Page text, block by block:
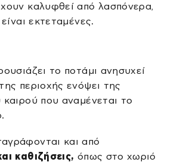
καλυφθεί από λασπόνερα,
εκτεταμένες.
το ποτάμι ανησυχεί
περιοχής ενόψει της
καιρού που αναμένεται το
και από
καθιζήσεις, όπως στο χωριό